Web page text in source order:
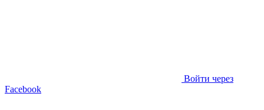
Войти через
Facebook